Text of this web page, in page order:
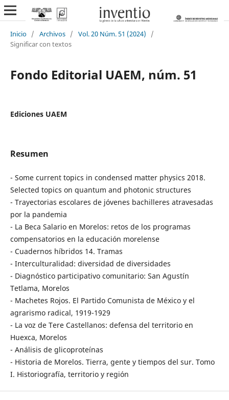
Inicio / Archivos / Vol. 20 Núm. 51 (2024)
/
Significar con textos
Fondo Editorial UAEM, núm. 51
Ediciones UAEM
Resumen
- Some current topics in condensed matter physics 2018.
Selected topics on quantum and photonic structures
- Trayectorias escolares de jóvenes bachilleres atravesadas
por la pandemia
- La Beca Salario en Morelos: retos de los programas
compensatorios en la educación morelense
- Cuadernos híbridos 14. Tramas
- Interculturalidad: diversidad de diversidades
- Diagnóstico participativo comunitario: San Agustín
Tetlama, Morelos
- Machetes Rojos. El Partido Comunista de México y el
agrarismo radical, 1919-1929
- La voz de Tere Castellanos: defensa del territorio en
Huexca, Morelos
- Análisis de glicoproteínas
- Historia de Morelos. Tierra, gente y tiempos del sur. Tomo
I. Historiografía, territorio y región